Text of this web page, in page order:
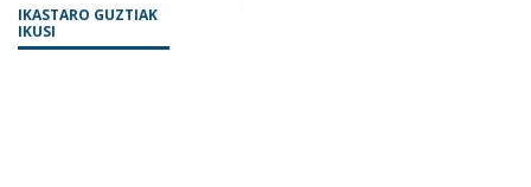
IKASTARO GUZTIAK
IKUSI